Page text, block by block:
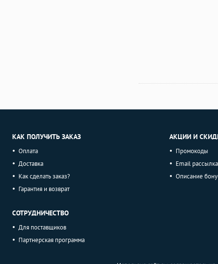
КАК ПОЛУЧИТЬ ЗАКАЗ
Оплата
Доставка
Как сделать заказ?
Гарантия и возврат
СОТРУДНИЧЕСТВО
Для поставщиков
Партнерская программа
АКЦИИ И
Промокоды
Email рассылка
Описание